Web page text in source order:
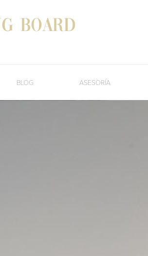
Board
BLOG ASESORÍA